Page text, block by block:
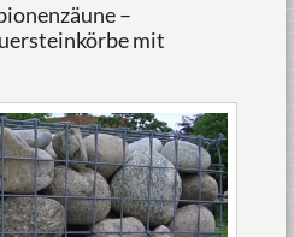
–
mit